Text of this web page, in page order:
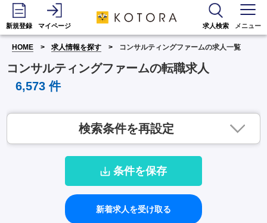
新規登録 マイページ 求人検索 メニュー
HOME 求人情報を探す コンサルティングファームの求人一覧
コンサルティングファームの転職求人
6,573件
検索条件を再設定
条件を保存
新着求人を受け取る